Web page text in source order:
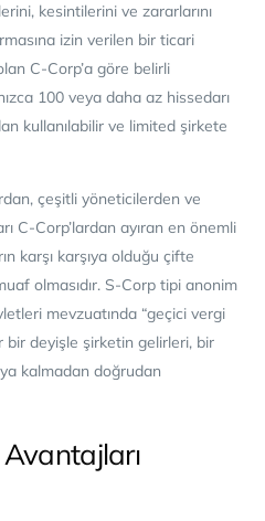
kesintilerini ve zararlarını
izin verilen bir ticari
C-Corp’a göre belirli
100 veya daha az hissedarı
kullanılabilir ve limited şirkete
çeşitli yöneticilerden ve
C-Corp’lardan ayıran en önemli
karşı karşıya olduğu çifte
olmasıdır. S-Corp tipi anonim
mevzuatında “geçici vergi
bir deyişle şirketin gelirleri, bir
kalmadan doğrudan